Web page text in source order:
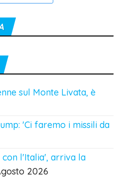
sul Monte Livata, è
'Ci faremo i missili da
l'Italia', arriva la
2026